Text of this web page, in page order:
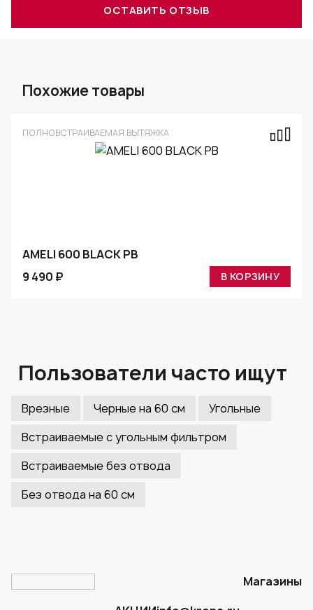
ОСТАВИТЬ ОТЗЫВ
Похожие товары
ПОЛНОВСТРАИВАЕМАЯ ВЫТЯЖКА
AMELI 600 BLACK PB
9 490 ₽
В КОРЗИНУ
Пользователи часто ищут
Врезные Черные на 60 см
Угольные
Встраиваемые с угольным фильтром
Встраиваемые без отвода
Без отвода на 60 см
Магазины